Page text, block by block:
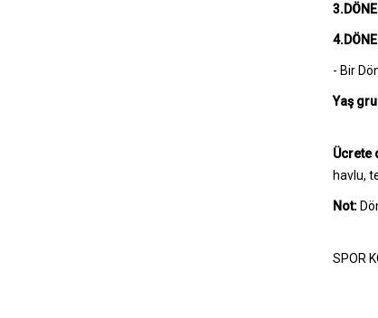
3.
4.
- Bir
Yaş
Ücrete
havlu,
Not:
SPOR